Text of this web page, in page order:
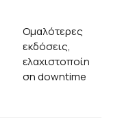
Ομαλότερες
εκδόσεις,
ελαχιστοποίη
ση downtime